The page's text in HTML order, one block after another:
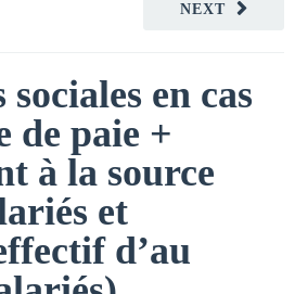
NEXT
en cas
de paie +
à la source
et
d’au